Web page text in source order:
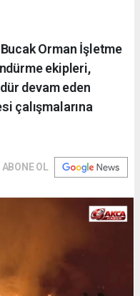
Orman İşletme
ekipleri,
devam eden
çalışmalarına
ABONE OL